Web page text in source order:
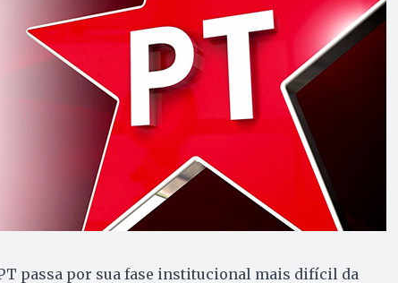
passa por sua fase institucional mais difícil da